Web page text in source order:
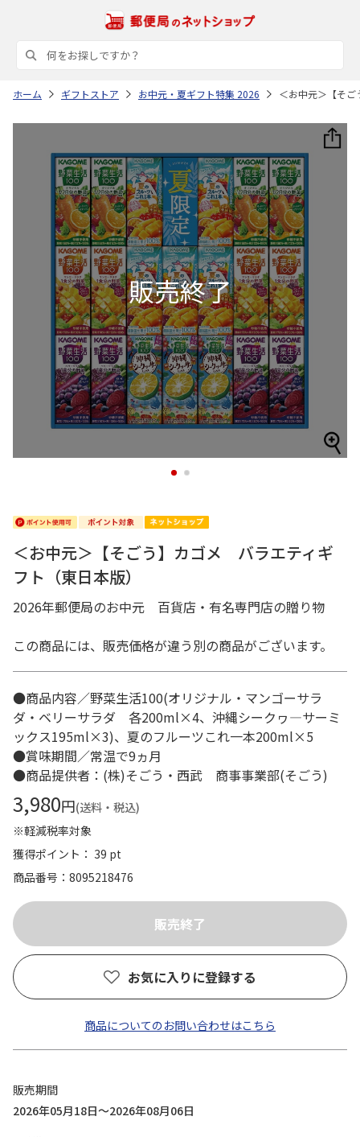
ホーム ギフトストア お中元・夏ギフト特集 2026 ＜お中元＞【そ
1 2
＜お中元＞【そごう】カゴメ バラエティギ
フト（東日本版）
2026年郵便局のお中元 百貨店・有名専門店の贈り物
この商品には、販売価格が違う別の商品がございます。
●商品内容／野菜生活100(オリジナル・マンゴーサラ
ダ・ベリーサラダ 各200ml×4、沖縄シークヮ―サーミ
ックス195ml×3)、夏のフルーツこれ一本200ml×5
●賞味期間／常温で9ヵ月
●商品提供者：(株)そごう・西武 商事事業部(そごう)
3,980円(送料・税込)
※軽減税率対象
獲得ポイント： 39 pt
商品番号
8095218476
お気に入りに登録する
商品についてのお問い合わせはこちら
販売期間
2026年05月18日～2026年08月06日